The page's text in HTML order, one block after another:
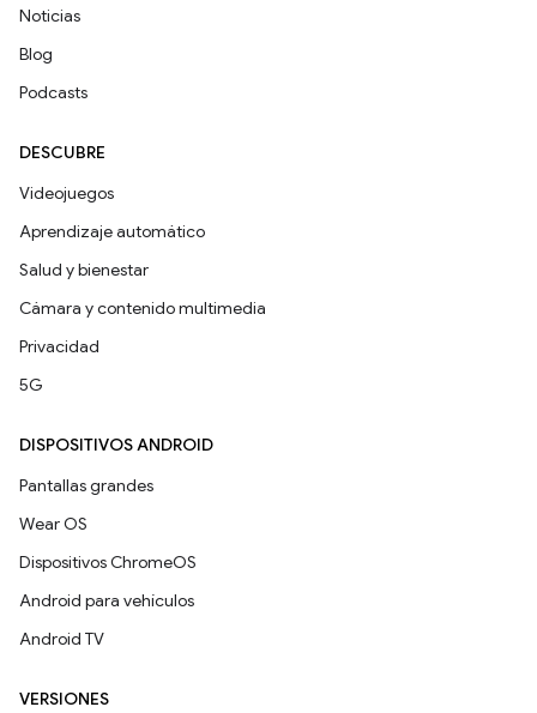
Noticias
Blog
Podcasts
DESCUBRE
Videojuegos
Aprendizaje automático
Salud y bienestar
Cámara y contenido multimedia
Privacidad
5G
DISPOSITIVOS ANDROID
Pantallas grandes
Wear OS
Dispositivos ChromeOS
Android para vehículos
Android TV
VERSIONES